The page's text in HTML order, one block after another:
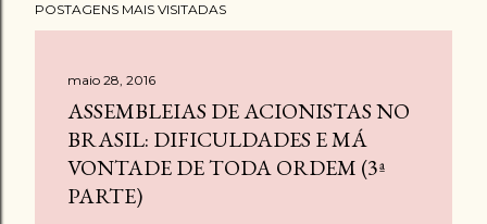
POSTAGENS MAIS VISITADAS
maio 28, 2016
ASSEMBLEIAS DE ACIONISTAS NO
BRASIL: DIFICULDADES E MÁ
VONTADE DE TODA ORDEM (3ª
PARTE)